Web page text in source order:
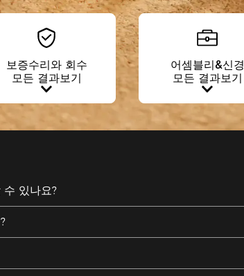
보증수리와 회수
모든 결과보기
어셈블리&신경
모든 결과보기
있나요?